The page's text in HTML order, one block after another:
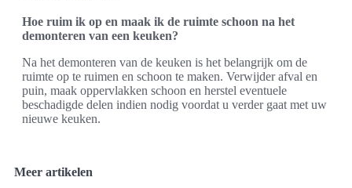
Hoe ruim ik op en maak ik de ruimte schoon na het
demonteren van een keuken?
Na het demonteren van de keuken is het belangrijk om de
ruimte op te ruimen en schoon te maken. Verwijder afval en
puin, maak oppervlakken schoon en herstel eventuele
beschadigde delen indien nodig voordat u verder gaat met uw
nieuwe keuken.
Meer artikelen